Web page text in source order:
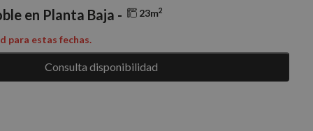
en Planta Baja - 23m2
para estas fechas.
Consulta disponibilidad
Cookies no clasificadas